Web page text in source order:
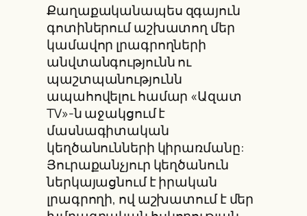
Քաղաքականապես զգայուն
գոտիներում աշխատող մեր
կամավոր լրագրողների
անվտանգությունն ու
պաշտպանությունն
ապահովելու համար «Ազատ
TV»-ն աջակցում է
մասնագիտական
կեղծանունների կիրառմանը:
Յուրաքանչյուր կեղծանուն
ներկայացնում է իրական
լրագրողի, ով աշխատում է մեր